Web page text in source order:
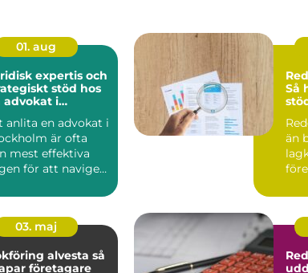
01. aug
expertis och
stöd hos
advokat i
anlita en advokat i
är ofta
mest effektiva
för att navigera
Så
än
03. maj
alvesta så
företagare